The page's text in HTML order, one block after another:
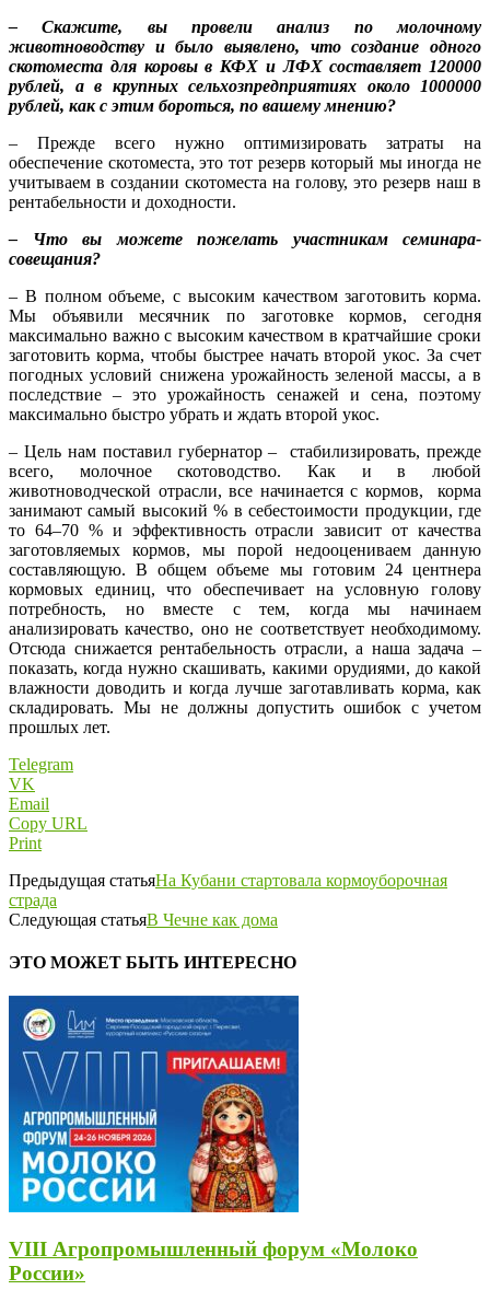
– Скажите, вы провели анализ по молочному
животноводству и было выявлено, что создание одного
скотоместа для коровы в КФХ и ЛФХ составляет 120000
рублей, а в крупных сельхозпредприятиях около 1000000
рублей, как с этим бороться, по вашему мнению?
– Прежде всего нужно оптимизировать затраты на
обеспечение скотоместа, это тот резерв который мы иногда не
учитываем в создании скотоместа на голову, это резерв наш в
рентабельности и доходности.
– Что вы можете пожелать участникам семинара-
совещания?
– В полном объеме, с высоким качеством заготовить корма.
Мы объявили месячник по заготовке кормов, сегодня
максимально важно с высоким качеством в кратчайшие сроки
заготовить корма, чтобы быстрее начать второй укос. За счет
погодных условий снижена урожайность зеленой массы, а в
последствие – это урожайность сенажей и сена, поэтому
максимально быстро убрать и ждать второй укос.
– Цель нам поставил губернатор – стабилизировать, прежде
всего, молочное скотоводство. Как и в любой
животноводческой отрасли, все начинается с кормов, корма
занимают самый высокий % в себестоимости продукции, где
то 64–70 % и эффективность отрасли зависит от качества
заготовляемых кормов, мы порой недооцениваем данную
составляющую. В общем объеме мы готовим 24 центнера
кормовых единиц, что обеспечивает на условную голову
потребность, но вместе с тем, когда мы начинаем
анализировать качество, оно не соответствует необходимому.
Отсюда снижается рентабельность отрасли, а наша задача –
показать, когда нужно скашивать, какими орудиями, до какой
влажности доводить и когда лучше заготавливать корма, как
складировать. Мы не должны допустить ошибок с учетом
прошлых лет.
Telegram
VK
Email
Copy URL
Print
Предыдущая статьяНа Кубани стартовала кормоуборочная
страда
Следующая статьяВ Чечне как дома
ЭТО МОЖЕТ БЫТЬ ИНТЕРЕСНО
VIII Агропромышленный форум «Молоко
России»